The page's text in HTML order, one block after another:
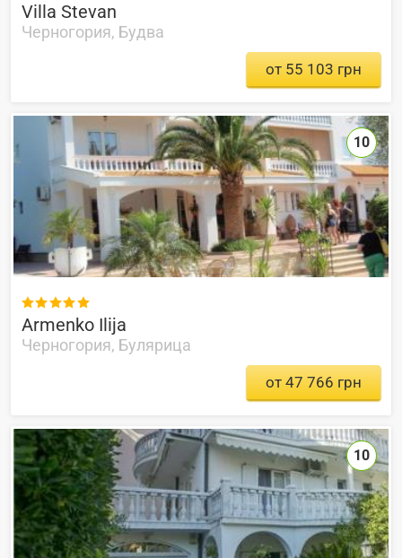
Villa Stevan
Черногория, Будва
от 55 103 грн

Armenko Ilija
Черногория, Булярица
10
от 47 766 грн
10